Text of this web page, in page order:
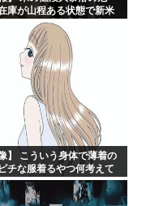
庫が山程ある状態で新米
始まる。「米農家が生活
像】 こういう身体で薄着の
チな服着るやつ何考えて
よ